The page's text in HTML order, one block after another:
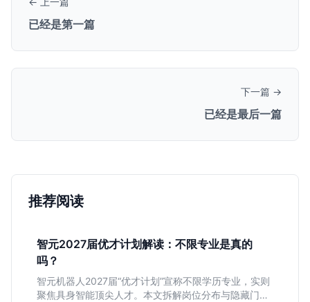
已经是第一篇
下一篇 →
已经是最后一篇
推荐阅读
智元2027届优才计划解读：不限专业是真的
吗？
智元机器人2027届“优才计划”宣称不限学历专业，实则
聚焦具身智能顶尖人才。本文拆解岗位分布与隐藏门